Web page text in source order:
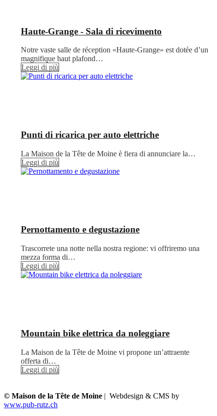
Haute-Grange - Sala di ricevimento
Notre vaste salle de réception «Haute-Grange» est dotée d’un
magnifique haut plafond…
Leggi di più
Punti di ricarica per auto elettriche
La Maison de la Tête de Moine è fiera di annunciare la…
Leggi di più
Pernottamento e degustazione
Trascorrete una notte nella nostra regione: vi offriremo una
mezza forma di…
Leggi di più
Mountain bike elettrica da noleggiare
La Maison de la Tête de Moine vi propone un’attraente
offerta di…
Leggi di più
© Maison de la Tête de Moine | Webdesign & CMS by
www.pub-rutz.ch